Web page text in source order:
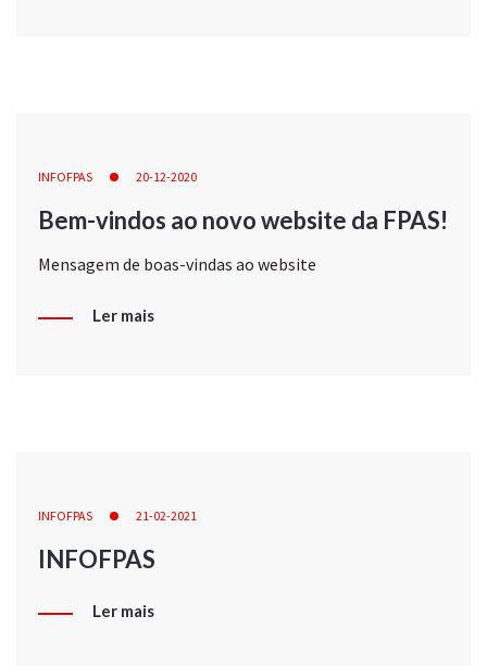
INFOFPAS 20-12-2020
Bem-vindos ao novo website da FPAS!
Mensagem de boas-vindas ao website
Ler mais
INFOFPAS 21-02-2021
INFOFPAS
Ler mais